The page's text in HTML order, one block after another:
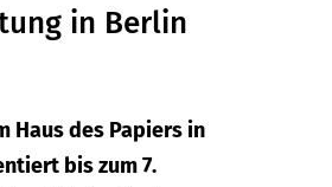
in Berlin
Haus des Papiers in
bis zum 7.